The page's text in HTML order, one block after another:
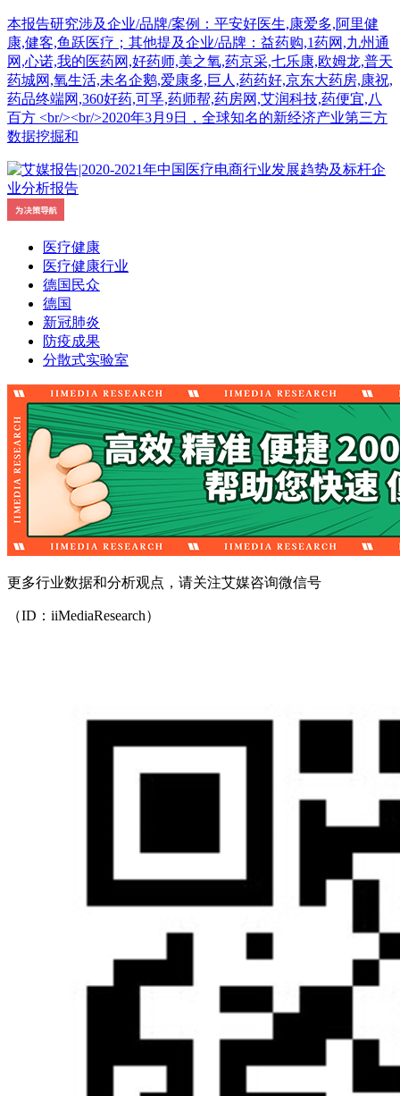
本报告研究涉及企业/品牌/案例：平安好医生,康爱多,阿里健
康,健客,鱼跃医疗；其他提及企业/品牌：益药购,1药网,九州通
网,心诺,我的医药网,好药师,美之氧,药京采,七乐康,欧姆龙,普天
药城网,氧生活,未名企鹅,爱康多,巨人,药药好,京东大药房,康祝,
药品终端网,360好药,可孚,药师帮,药房网,艾润科技,药便宜,八
百方 <br/><br/>2020年3月9日，全球知名的新经济产业第三方
数据挖掘和
医疗健康
医疗健康行业
德国民众
德国
新冠肺炎
防疫成果
分散式实验室
更多行业数据和分析观点，请关注艾媒咨询微信号
（ID：iiMediaResearch）